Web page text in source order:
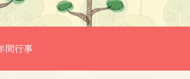
間行事